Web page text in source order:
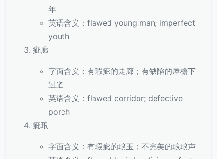
年
英语含义：flawed young man; imperfect
youth
疵廊
字面含义：有瑕疵的走廊；有缺陷的屋檐下
过道
英语含义：flawed corridor; defective
porch
疵琅
字面含义：有瑕疵的琅玉；不完美的琅琅声